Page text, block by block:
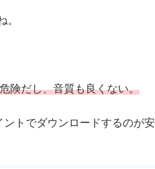
険だし、音質も良くない。
トでダウンロードするのが安